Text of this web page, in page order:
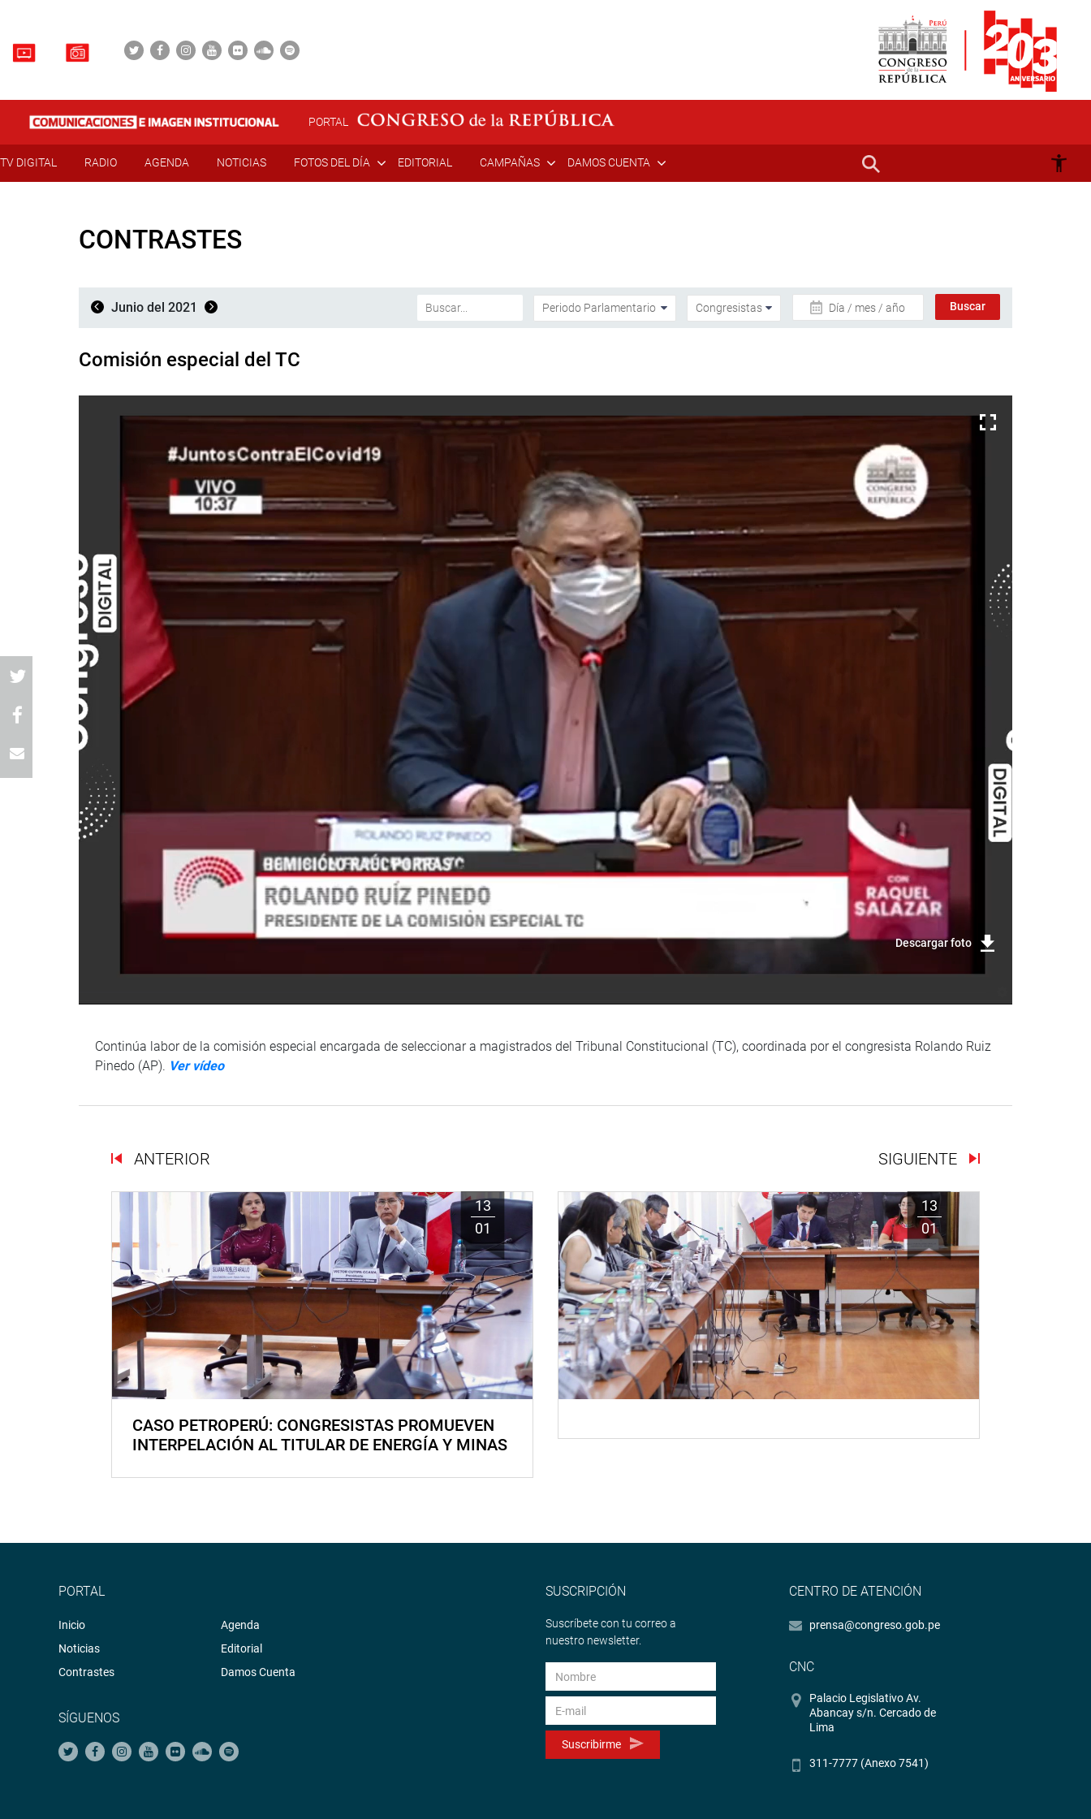
PORTAL
TV DIGITAL RADIO AGENDA NOTICIAS FOTOS DEL DÍA EDITORIAL CAMPAÑAS DAMOS CUENTA
CONTRASTES
Junio del 2021 Día / mes / año
Comisión especial del TC
Descargar foto
Continúa labor de la comisión especial encargada de seleccionar a magistrados del Tribunal Constitucional (TC), coordinada por el congresista Rolando Ruiz
Pinedo (AP). Ver vídeo
ANTERIOR SIGUIENTE
13
01
CASO PETROPERÚ: CONGRESISTAS PROMUEVEN
INTERPELACIÓN AL TITULAR DE ENERGÍA Y MINAS
13
01
PORTAL
Inicio
Noticias
Contrastes
Agenda
Editorial
Damos Cuenta
SÍGUENOS
SUSCRIPCIÓN
Suscríbete con tu correo a
nuestro newsletter.
Suscribirme
CENTRO DE ATENCIÓN
prensa@congreso.gob.pe
CNC
Palacio Legislativo Av.
Abancay s/n. Cercado de
Lima
311-7777 (Anexo 7541)